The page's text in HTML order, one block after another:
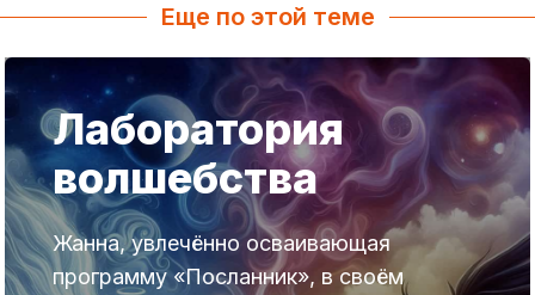
Еще по этой теме
Лаборатория
волшебства
Жанна, увлечённо осваивающая
программу «Посланник», в своём